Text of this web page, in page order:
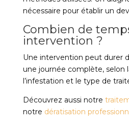
nécessaire pour établir un
Combien de
intervention ?
Une intervention peut durer
une journée complète, selon
l’infestation et le type de
Découvrez aussi notre
notre dératisation